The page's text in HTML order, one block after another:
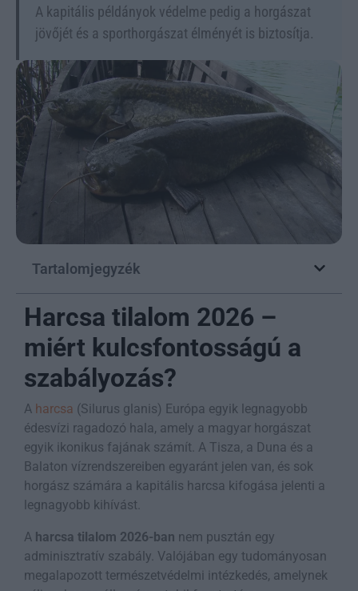
A kapitális példányok védelme pedig a horgászat
jövőjét és a sporthorgászat élményét is biztosítja.
Tartalomjegyzék
Harcsa tilalom 2026 –
miért kulcsfontosságú a
szabályozás?
A harcsa (Silurus glanis) Európa egyik legnagyobb
édesvízi ragadozó hala, amely a magyar horgászat
egyik ikonikus fajának számít. A Tisza, a Duna és a
Balaton vízrendszereiben egyaránt jelen van, és sok
horgász számára a kapitális harcsa kifogása jelenti a
legnagyobb kihívást.
A harcsa tilalom 2026-ban nem pusztán egy
adminisztratív szabály. Valójában egy tudományosan
megalapozott természetvédelmi intézkedés, amelynek